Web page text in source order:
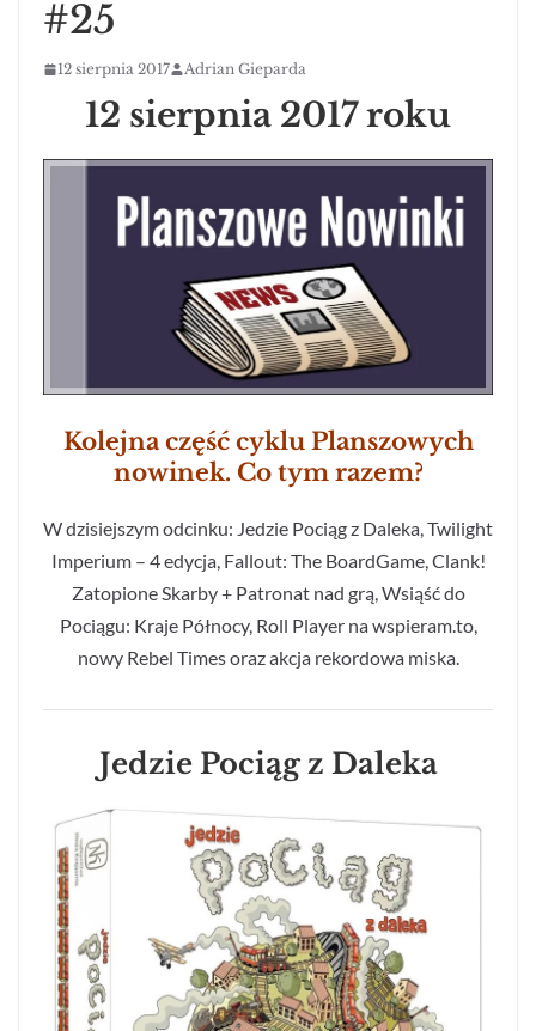
#25
12 sierpnia 2017 Adrian Gieparda
12 sierpnia 2017 roku
Kolejna część cyklu Planszowych
nowinek. Co tym razem?
W dzisiejszym odcinku: Jedzie Pociąg z Daleka, Twilight
Imperium – 4 edycja, Fallout: The BoardGame, Clank!
Zatopione Skarby + Patronat nad grą, Wsiąść do
Pociągu: Kraje Północy, Roll Player na wspieram.to,
nowy Rebel Times oraz akcja rekordowa miska.
Jedzie Pociąg z Daleka